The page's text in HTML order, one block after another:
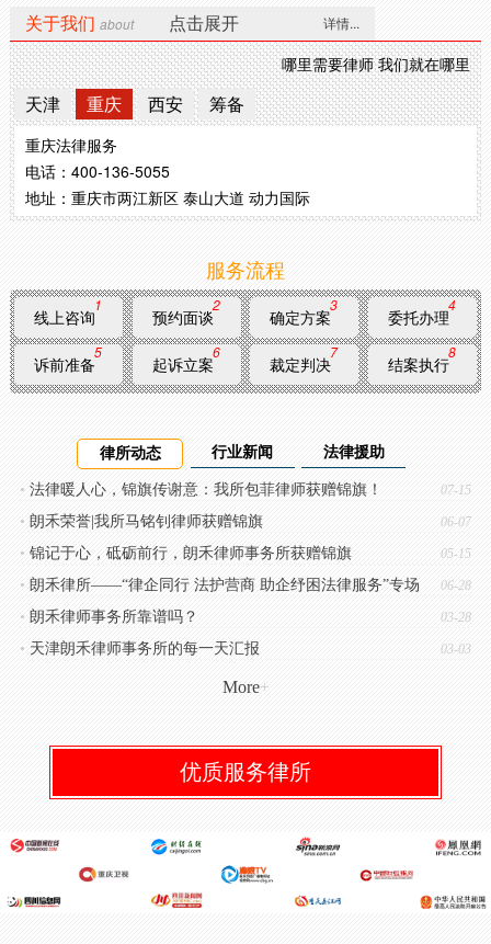
黄女士
2025-11-9
尾号0062，我的一起劳动争议案件，大律师通过调解
帮我争取了最大的权益，大的律师事务所就是专业可
靠。
明先生
2025-11-8
尾号7685，我们家庭因为继承遗产发生纠纷，委托大
律师用专业的调解技巧，并给我们宣传继承相关的法
律规定，最终我们一家人各谐的处理消化这起家庭纠
张先生
2025-11-18
尾号4487，我是搞工程的，接了一个工程都已经做完
了，发包方就是不支付我的工程款，总说我的质量不
达标来做为借口，大律师帮我快速起诉，成功追加工
2025-12-10
尾号6890，我因在车行买了一辆车，才开两个月发现
发动机有问题，开到4S店修理后还是有故障，我要求
退车，车行不同意。我找到大的律师事务所，他们很
快收集证据，帮我起诉到法院，收到法院传票后，大
律师陪同去车行谈判，最终达成了和解协议。
刘先生
2025-12-19
尾号7788，我在重庆一楼盘买了一套商品房，但交房
的时候发现房子和当初签合同承诺的不一样，我要求
退房，开发商却拒绝，无奈我找到了大律师，他们安
详情...
关于我们 about 点击展开
哪里需要律师 我们就在哪里
天津 重庆 西安 筹备
西安法律服务
电话：400-136-5055
地址：西安市莲湖区 北大街新时代广场
服务流程
线上咨询
1
预约面谈
2
确定方案
3
委托办理
4
诉前准备
5
起诉立案
6
裁定判决
7
结案执行
8
律所动态 行业新闻 法律援助
07-15
• 法律暖人心，锦旗传谢意：我所包菲律师获赠锦旗！
06-07
• 朗禾荣誉|我所马铭钊律师获赠锦旗
05-15
• 锦记于心，砥砺前行，朗禾律师事务所获赠锦旗
06-28
• 朗禾律所——“律企同行 法护营商 助企纾困法律服务”专场
03-28
• 朗禾律师事务所靠谱吗？
03-03
• 天津朗禾律师事务所的每一天汇报
More+
优质服务律所